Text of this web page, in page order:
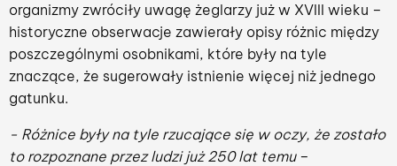
organizmy zwróciły uwagę żeglarzy już w XVIII wieku –
historyczne obserwacje zawierały opisy różnic między
poszczególnymi osobnikami, które były na tyle
znaczące, że sugerowały istnienie więcej niż jednego
gatunku.
- Różnice były na tyle rzucające się w oczy, że zostało
to rozpoznane przez ludzi już 250 lat temu –